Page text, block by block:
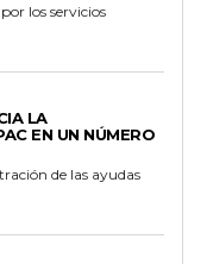
los servicios
LA
EN UN NÚMERO
de las ayudas